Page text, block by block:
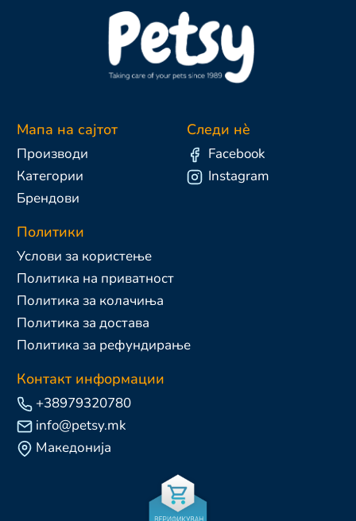
Мапа на сајтот
Производи
Категории
Брендови
Политики
Услови за користење
Политика на приватност
Политика за колачиња
Политика за достава
Политика за рефундирање
Контакт информации
+38979320780
info@petsy.mk
Македонија
Следи нè
Facebook
Instagram